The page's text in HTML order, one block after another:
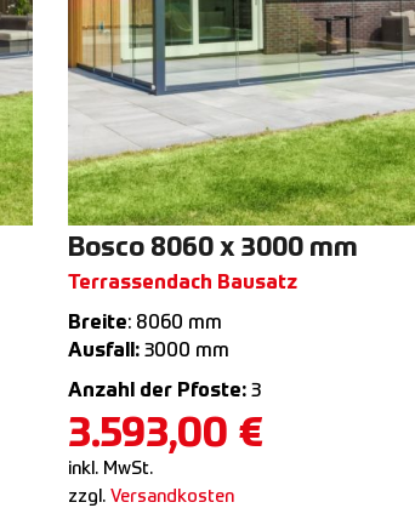
Bosco 8060 x 3000 mm
Terrassendach Bausatz
Breite: 8060 mm
Ausfall:3000 mm
Anzahl der Pfoste:3
3.593,00 €
inkl. MwSt.
zzgl. Versandkosten